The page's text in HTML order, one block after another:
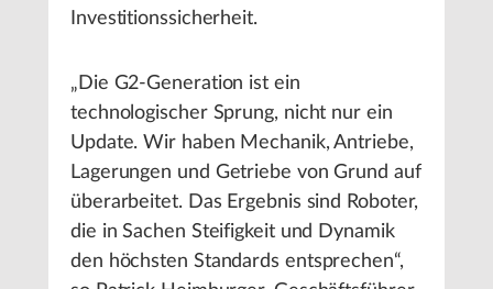
Investitionssicherheit.
„Die G2-Generation ist ein
technologischer Sprung, nicht nur ein
Update. Wir haben Mechanik, Antriebe,
Lagerungen und Getriebe von Grund auf
überarbeitet. Das Ergebnis sind Roboter,
die in Sachen Steifigkeit und Dynamik
den höchsten Standards entsprechen“,